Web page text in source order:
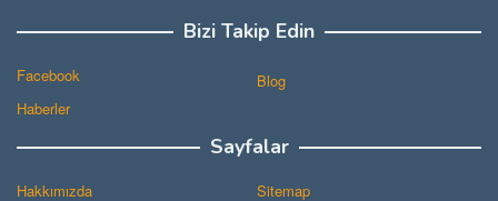
Bizi Takip Edin
Facebook
Haberler
Blog
Sayfalar
Hakkımızda
Sitemap